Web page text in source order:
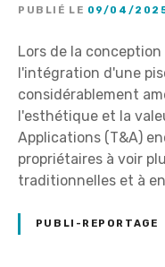
PUBLIÉ LE 09/04/
Lors de la
l'intégration d'une
considérablement
l'esthétique et la
Applications (T&A)
propriétaires à voir
traditionnelles et à
PUBLI-REPORTAGE